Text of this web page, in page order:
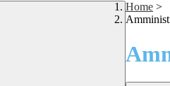
Home >